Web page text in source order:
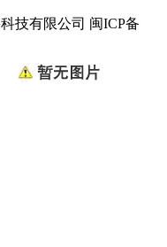
技有限公司 闽ICP备